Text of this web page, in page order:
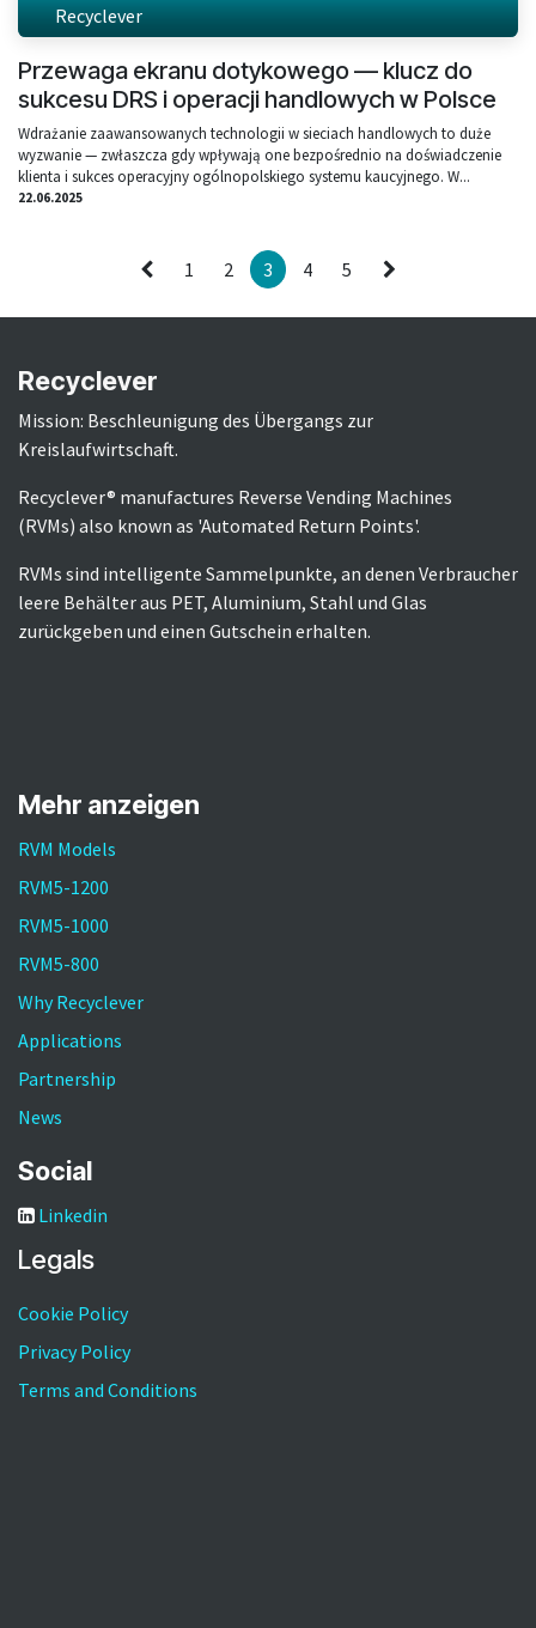
Recyclever
Przewaga ekranu dotykowego — klucz do
sukcesu DRS i operacji handlowych w Polsce
Wdrażanie zaawansowanych technologii w sieciach handlowych to duże
wyzwanie — zwłaszcza gdy wpływają one bezpośrednio na doświadczenie
klienta i sukces operacyjny ogólnopolskiego systemu kaucyjnego. W...
22.06.2025
1 2 3 4 5
Recyclever
Mission: Beschleunigung des Übergangs zur
Kreislaufwirtschaft.
Recyclever® manufactures Reverse Vending Machines
(RVMs) also known as 'Automated Return Points'.
RVMs sind intelligente Sammelpunkte, an denen Verbraucher
leere Behälter aus PET, Aluminium, Stahl und Glas
zurückgeben und einen Gutschein erhalten.​
Mehr anzeigen
RVM Models
RVM5-1200
RVM5-1000
RVM5-800
Why Recyclever
Applications
Partnership
News
Social
Linkedin
Legals
Cookie Policy
Privacy Policy
Terms and Conditions